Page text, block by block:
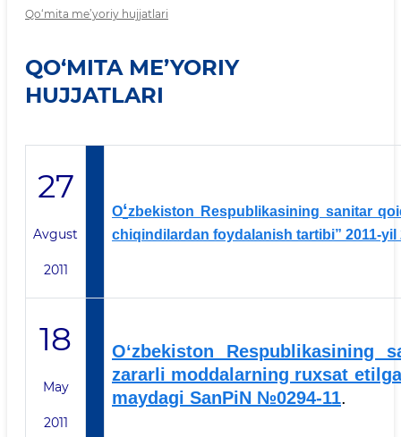
Qo‘mita me’yoriy hujjatlari
QO‘MITA ME’YORIY
HUJJATLARI
27
Avgust
2011
O‘zbekiston Respublikasining sanitar
chiqindilardan foydalanish tartibi” 2011-
18
May
2011
O‘zbekiston
zararli moddalarning ruxsat
maydagi SanPiN №0294-11.